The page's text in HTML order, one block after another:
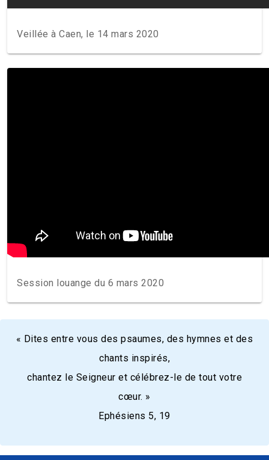
Veillée à Caen, le 14 mars 2020
Session louange du 6 mars 2020
« Dites entre vous des psaumes, des hymnes et des
chants inspirés,
chantez le Seigneur et célébrez-le de tout votre
cœur. »
Ephésiens 5, 19